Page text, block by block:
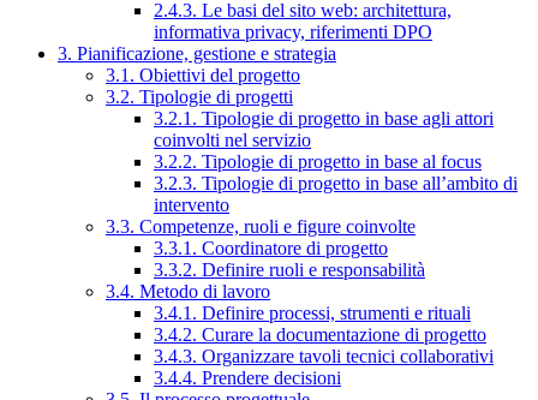
2.4.3. Le basi del sito web: architettura,
informativa privacy, riferimenti DPO
3. Pianificazione, gestione e strategia
3.1. Obiettivi del progetto
3.2. Tipologie di progetti
3.2.1. Tipologie di progetto in base agli attori
coinvolti nel servizio
3.2.2. Tipologie di progetto in base al focus
3.2.3. Tipologie di progetto in base all’ambito di
intervento
3.3. Competenze, ruoli e figure coinvolte
3.3.1. Coordinatore di progetto
3.3.2. Definire ruoli e responsabilità
3.4. Metodo di lavoro
3.4.1. Definire processi, strumenti e rituali
3.4.2. Curare la documentazione di progetto
3.4.3. Organizzare tavoli tecnici collaborativi
3.4.4. Prendere decisioni